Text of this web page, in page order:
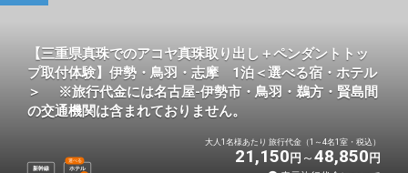
【三重県真珠でのアコヤ真珠取り出し＋ペンダントトッ
プ取付体験】伊勢・鳥羽・志摩 1泊＜選べる宿・ホテル
＞ ※旅行代金には名古屋-伊勢市・鳥羽・鵜方・賢島間
の交通機関は含まれておりません。
新幹線 ホテル
選べる
大人1名様あたり 旅行代金（1～4名1室・税込）
21,150 円 48,850 円